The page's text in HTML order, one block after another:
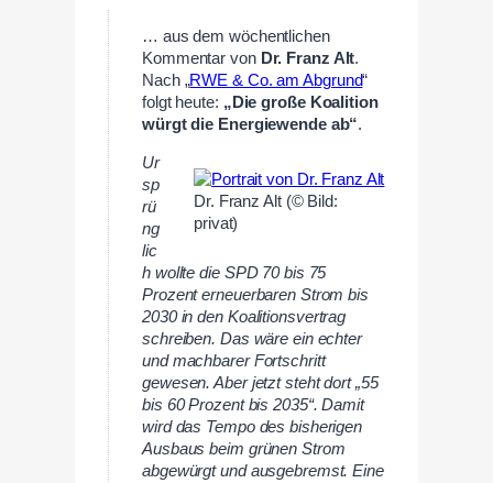
… aus dem wöchentlichen
Kommentar von Dr. Franz Alt.
Nach „RWE & Co. am Abgrund“
folgt heute: „ Die große Koalition
würgt die Energiewende ab“.
Dr. Franz Alt (© Bild:
privat)
Ur
sp
rü
ng
lic
h wollte die SPD 70 bis 75
Prozent erneuerbaren Strom bis
2030 in den Koalitionsvertrag
schreiben. Das wäre ein echter
und machbarer Fortschritt
gewesen. Aber jetzt steht dort „55
bis 60 Prozent bis 2035“. Damit
wird das Tempo des bisherigen
Ausbaus beim grünen Strom
abgewürgt und ausgebremst. Eine